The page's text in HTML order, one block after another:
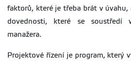
faktorů, které je třeba brát v
dovednosti, které se soustředí
manažera.
Projektové řízení je program, který